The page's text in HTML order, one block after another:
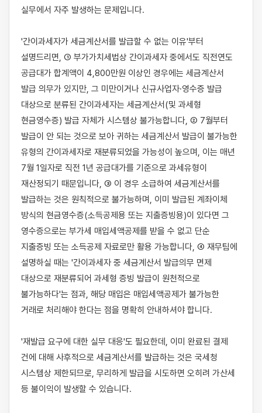
실무에서 자주 발생하는 문제입니다.
'간이과세자가 세금계산서를 발급할 수 없는 이유'부터
설명드리면, ① 부가가치세법상 간이과세자 중에서도 직전연도
공급대가 합계액이 4,800만원 이상인 경우에는 세금계산서
발급 의무가 있지만, 그 미만이거나 신규사업자·영수증 발급
대상으로 분류된 간이과세자는 세금계산서(및 과세형
현금영수증) 발급 자체가 시스템상 불가능합니다, ② 7월부터
발급이 안 되는 것으로 보아 귀하는 세금계산서 발급이 불가능한
유형의 간이과세자로 재분류되었을 가능성이 높으며, 이는 매년
7월 1일자로 직전 1년 공급대가를 기준으로 과세유형이
재산정되기 때문입니다, ③ 이 경우 소급하여 세금계산서를
발급하는 것은 원칙적으로 불가능하며, 이미 발급된 계좌이체
방식의 현금영수증(소득공제용 또는 지출증빙용)이 있다면 그
영수증으로는 부가세 매입세액공제를 받을 수 없고 단순
지출증빙 또는 소득공제 자료로만 활용 가능합니다, ④ 재무팀에
설명하실 때는 '간이과세자 중 세금계산서 발급의무 면제
대상으로 재분류되어 과세형 증빙 발급이 원천적으로
불가능하다'는 점과, 해당 매입은 매입세액공제가 불가능한
거래로 처리해야 한다는 점을 명확히 안내하셔야 합니다.
'재발급 요구에 대한 실무 대응'도 필요한데, 이미 완료된 결제
건에 대해 사후적으로 세금계산서를 발급하는 것은 국세청
시스템상 제한되므로, 무리하게 발급을 시도하면 오히려 가산세
등 불이익이 발생할 수 있습니다.